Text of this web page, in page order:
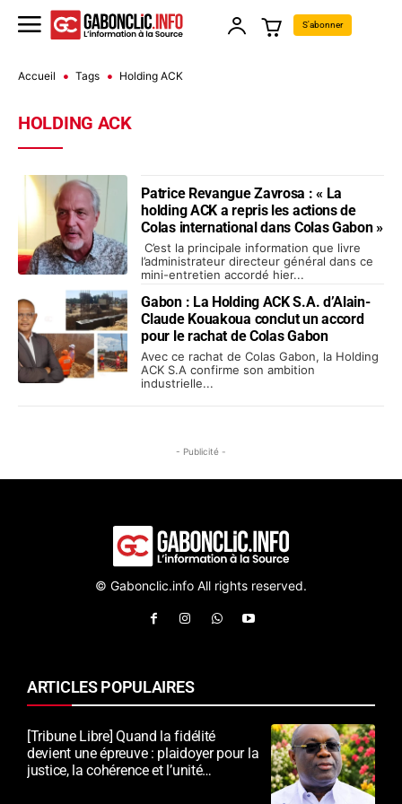
S'abonner
Accueil Tags Holding ACK
HOLDING ACK
Patrice Revangue Zavrosa : « La
holding ACK a repris les actions de
Colas international dans Colas Gabon »
C’est la principale information que livre
l’administrateur directeur général dans ce
mini-entretien accordé hier...
Gabon : La Holding ACK S.A. d’Alain-
Claude Kouakoua conclut un accord
pour le rachat de Colas Gabon
Avec ce rachat de Colas Gabon, la Holding
ACK S.A confirme son ambition
industrielle...
- Publicité -
© Gabonclic.info All rights reserved.
ARTICLES POPULAIRES
[Tribune Libre] Quand la fidélité
devient une épreuve : plaidoyer pour la
justice, la cohérence et l’unité